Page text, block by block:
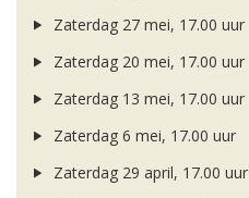
Zaterdag 27 mei, 17.00 uur
Zaterdag 20 mei, 17.00 uur
Zaterdag 13 mei, 17.00 uur
Zaterdag 6 mei, 17.00 uur
Zaterdag 29 april, 17.00 uur